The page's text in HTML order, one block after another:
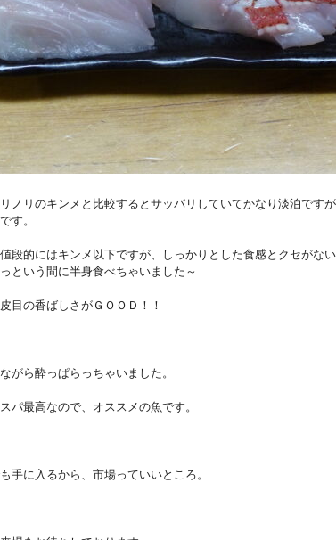
ノリのキンメと比較するとサッパリしていてかなり淡泊です
す。
段的にはキンメ以下ですが、しっかりとした食感とクセがな
という間に半身食べちゃいました～
目の香ばしさがＧＯＯＤ！！
がら酔っぱらっちゃいました。
パ最高なので、オススメの魚です。
手に入るから、市場っていいところ。